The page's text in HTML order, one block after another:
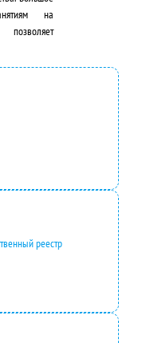
на
реестр